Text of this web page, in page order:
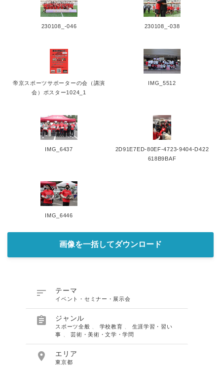
230108_-046 230108_-038
帝京スポーツサポーターの会（講演
会）ポスター1024_1
IMG_5512
IMG_6437
2D91E7ED-80EF-4723-9404-D422
618B9BAF
IMG_6446
画像を一括してダウンロード
 テーマ
イベント・セミナー・展示会
 ジャンル
スポーツ全般 学校教育
生涯学習・習い
事
、芸術・美術・文学・学問
 エリア
東京都